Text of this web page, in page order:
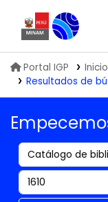
Portal IGP Inicio
Resultados de